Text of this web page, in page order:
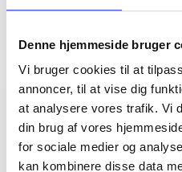
Denne hjemmeside bruger
Vi bruger cookies til at
annoncer, til at vise dig
at analysere vores trafik. Vi
din brug af vores
for sociale medier og
kan kombinere disse data
Relateret indhold